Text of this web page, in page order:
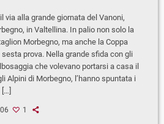
via alla grande giornata del Vanoni,
in Valtellina. In palio non solo la
Morbegno, ma anche la Coppa
prova. Nella grande sfida con gli
che volevano portarsi a casa il
Alpini di Morbegno, l’hanno spuntata i
1